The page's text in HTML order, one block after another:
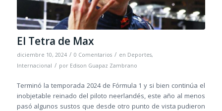
El Tetra de Max
diciembre 10, 2024 / 0 Comentarios / en Deportes,
Internacional / por Edison Guapaz Zambrano
Terminó la temporada 2024 de Fórmula 1 y si bien continúa el
inobjetable reinado del piloto neerlandés, este año al menos
pasó algunos sustos que desde otro punto de vista pudieron